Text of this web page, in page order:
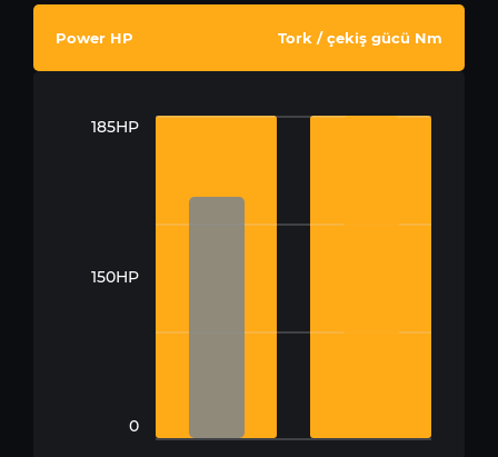
Power HP Tork / çekiş gücü Nm
185HP
150HP
0